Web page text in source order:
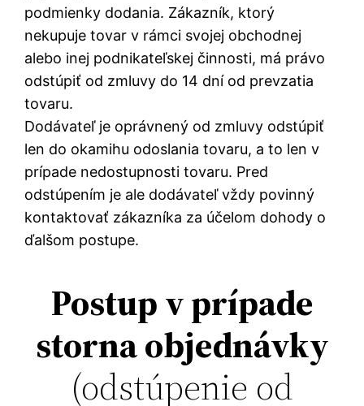
podmienky dodania. Zákazník, ktorý
nekupuje tovar v rámci svojej obchodnej
alebo inej podnikateľskej činnosti, má právo
odstúpiť od zmluvy do 14 dní od prevzatia
tovaru.
Dodávateľ je oprávnený od zmluvy odstúpiť
len do okamihu odoslania tovaru, a to len v
prípade nedostupnosti tovaru. Pred
odstúpením je ale dodávateľ vždy povinný
kontaktovať zákazníka za účelom dohody o
ďalšom postupe.
Postup v prípade
storna objednávky
(odstúpenie od